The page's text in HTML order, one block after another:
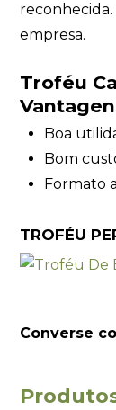
empresa.
Troféu
Boa
Bom
Formato
TROFÉU
Converse